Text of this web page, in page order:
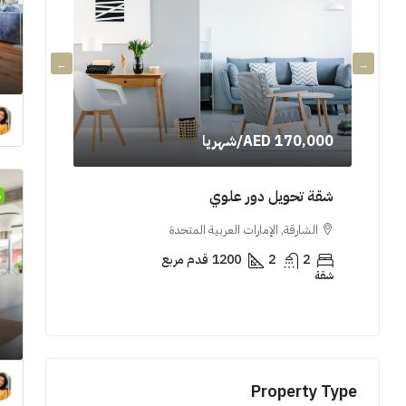
AED 170,000/شهريا
شقة تحويل دور علوي
الشارقة, الإمارات العربية المتحدة
2
2
1200 قدم مربع
شقة
شقة
Property Type